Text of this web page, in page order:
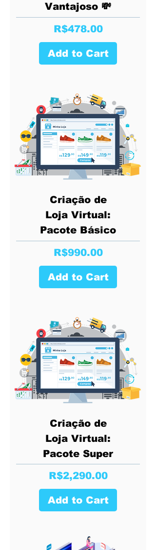
Vantajoso 💸
Price
R$478.00
Add to Cart
Criação de
Loja Virtual:
Pacote Básico
Price
R$990.00
Add to Cart
Criação de
Loja Virtual:
Pacote Super
Price
R$2,290.00
Add to Cart